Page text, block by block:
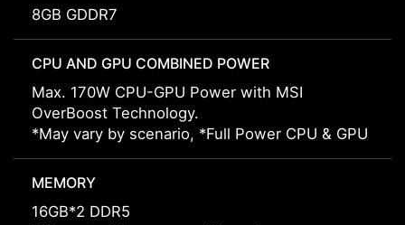
8GB GDDR7
CPU AND GPU COMBINED POWER
Max. 170W CPU-GPU Power with MSI
OverBoost Technology.
*May vary by scenario, *Full Power CPU & GPU
MEMORY
16GB*2 DDR5